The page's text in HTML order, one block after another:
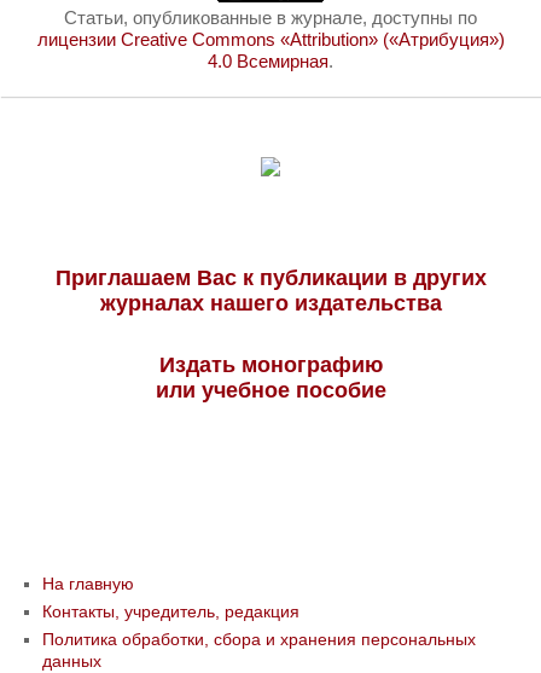
Статьи, опубликованные в журнале, доступны по
лицензии Creative Commons «Attribution» («Атрибуция»)
4.0 Всемирная.
Приглашаем Вас к публикации в других
журналах нашего издательства
Издать монографию
или учебное пособие
На главную
Контакты, учредитель, редакция
Политика обработки, сбора и хранения персональных
данных